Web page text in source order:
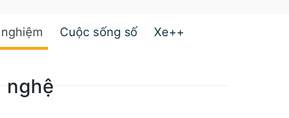
Cuộc sống số Xe++
nghệ